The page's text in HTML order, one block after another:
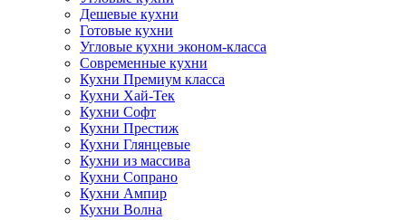
Дешевые кухни
Готовые кухни
Угловые кухни эконом-класса
Современные кухни
Кухни Премиум класса
Кухни Хай-Тек
Кухни Софт
Кухни Престиж
Кухни Глянцевые
Кухни из массива
Кухни Сопрано
Кухни Ампир
Кухни Волна